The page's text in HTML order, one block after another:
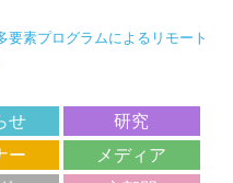
要素プログラムによるリモート
せ
研究
ー
メディア